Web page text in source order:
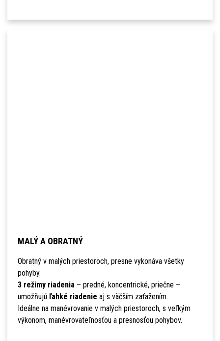
MALÝ A OBRATNÝ
Obratný v malých priestoroch, presne vykonáva všetky
pohyby.
3 režimy riadenia– predné, koncentrické, priečne –
umožňujú ľahké riadenie aj s väčším zaťažením.
Ideálne na manévrovanie v malých priestoroch, s veľkým
výkonom, manévrovateľnosťou a presnosťou pohybov.